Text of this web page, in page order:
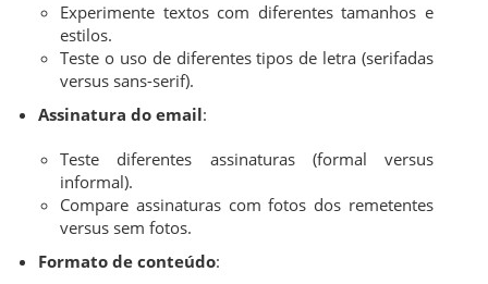
Experimente textos com diferentes tamanhos e
estilos.
Teste o uso de diferentes tipos de letra (serifadas
versus sans-serif).
Assinatura do email:
Teste diferentes assinaturas (formal versus
informal).
Compare assinaturas com fotos dos remetentes
versus sem fotos.
Formato de conteúdo: